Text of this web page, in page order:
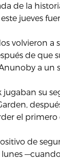
de la
jueves
volvieron a
de que
a un
jugaban su
el primero
de